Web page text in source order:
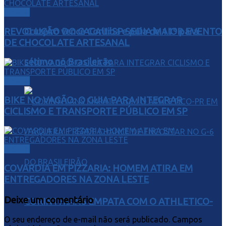
Cruzeiro vence Coritiba e pula de 11º para
sétimo no Brasileirão
CORINTHIANS EMPATA COM O ATHLETICO-
REVOLUÇÃO DO CACAU: SP SEDIA MAIOR EVENTO
DE CHOCOLATE ARTESANAL
BIKE NO VAGÃO: O GUIA PARA INTEGRAR
CICLISMO E TRANSPORTE PÚBLICO EM SP
COVARDIA EM PIZZARIA: HOMEM ATIRA EM
ENTREGADORES NA ZONA LESTE
Deixe um comentário
O seu endereço de e-mail não será publicado. Campos